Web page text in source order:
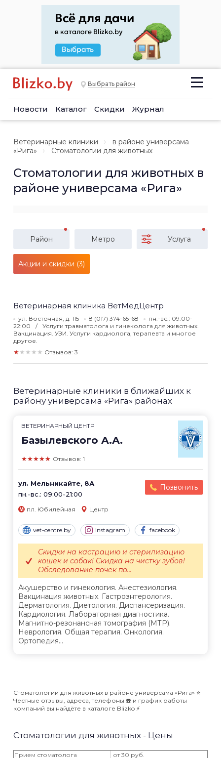
Выбрать район
Новости Каталог Скидки Журнал
Ветеринарные клиники
в районе универсама
«Рига»
Стоматологии для животных
Стоматологии для животных в
районе универсама «Рига»
Район Метро Услуга
Акции и скидки (3)
Ветеринарная клиника ВетМедЦентр
ул. Восточная, д. 115 8 (017) 374-65-68
пн.-вс.: 09:00-
22:00
Услуги травматолога и гинеколога для животных.
Вакцинация. УЗИ. Услуги кардиолога, терапевта и многое
другое.
★★★★★ Отзывов: 3
Ветеринарные клиники в ближайших к
району универсама «Рига» районах
ВЕТЕРИНАРНЫЙ ЦЕНТР
Базылевского А.А.
★★★★★ Отзывов: 1
ул. Мельникайте, 8А
пн.-вс.: 09:00-21:00
Позвонить
пл. Юбилейная Центр
vet-centre.by Instagram facebook
Акушерство и гинекология. Анестезиология.
Вакцинация животных. Гастроэнтерология.
Дерматология. Диетология. Диспансеризация.
Кардиология. Лабораторная диагностика.
Магнитно-резонансная томография (МТР).
Неврология. Общая терапия. Онкология.
Ортопедия...
Скидки на кастрацию и стерилизацию
кошек и собак! Скидка на чистку зубов!
Обследование почек по...
Стоматологии для животных в районе универсама «Рига» ⭐️
Честные отзывы, адреса, телефоны ☎️ и график работы
компаний вы найдёте в каталоге Blizko ⚡️
Стоматологии для животных - Цены
Прием стоматолога
от 30 руб.